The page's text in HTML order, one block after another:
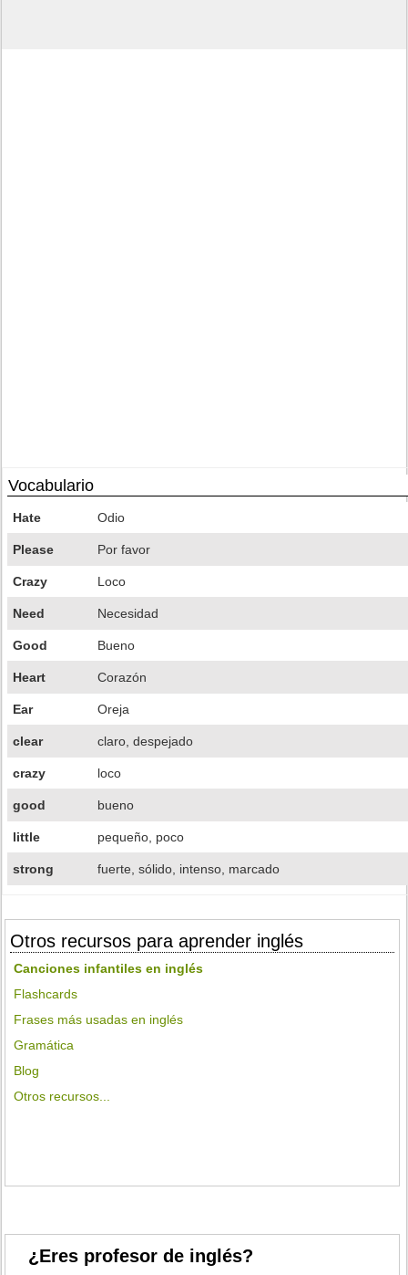
Vocabulario
Hate Odio
Please Por favor
Crazy Loco
Need Necesidad
Good Bueno
Heart Corazón
Ear Oreja
clear claro, despejado
crazy loco
good bueno
little pequeño, poco
strong fuerte, sólido, intenso, marcado
Otros recursos para aprender inglés
Canciones infantiles en inglés
Flashcards
Frases más usadas en inglés
Gramática
Blog
Otros recursos...
¿Eres profesor de inglés?